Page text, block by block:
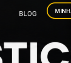
BLOG